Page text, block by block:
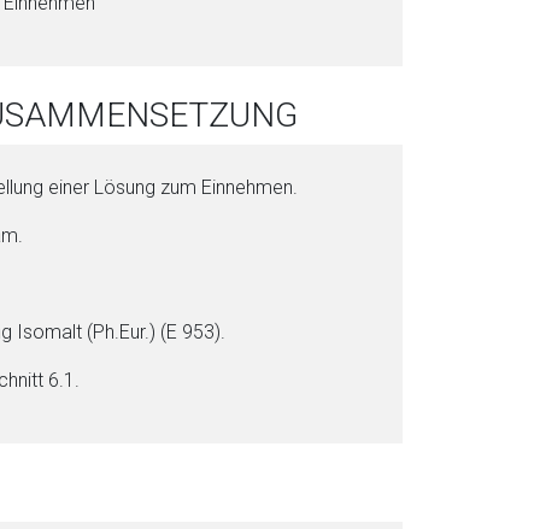
ei­ner Lö­sung zum Einnehmen.
Iso­malt (Ph.Eur.) (E 953).
6.1.